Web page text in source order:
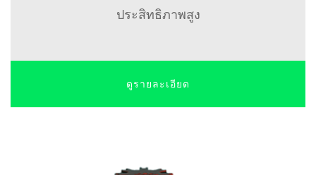
ประสิทธิภาพสูง
ดูรายละเอียด